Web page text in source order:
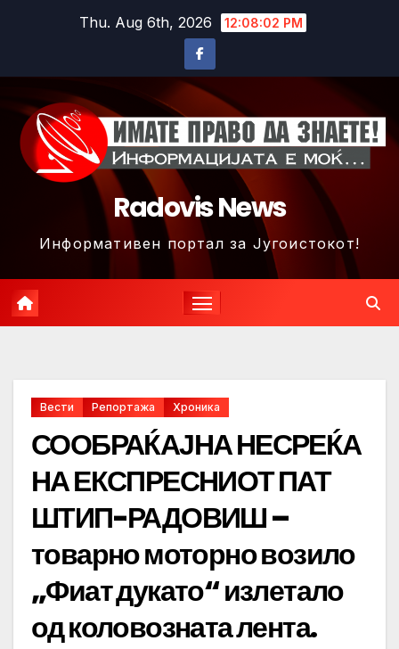
Thu. Aug 6th, 2026 12:08:05 PM
Radovis News
Информативен портал за Југоистокот!
Вести Репортажа Хроника
СООБРАЌАЈНА НЕСРЕЌА
НА ЕКСПРЕСНИОТ ПАТ
ШТИП-РАДОВИШ –
товарно моторно возило
„Фиат дукато“ излетало
од коловозната лента.